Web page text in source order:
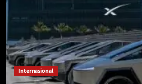
Internasional